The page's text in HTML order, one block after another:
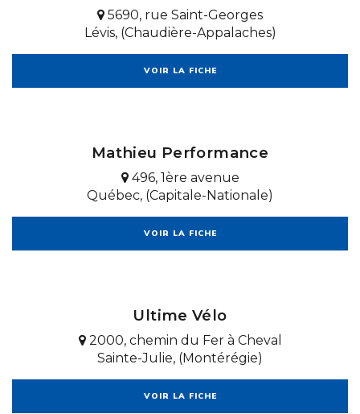
5690, rue Saint-Georges
Lévis, (Chaudière-Appalaches)
VOIR LA FICHE
Mathieu Performance
496, 1ère avenue
Québec, (Capitale-Nationale)
VOIR LA FICHE
Ultime Vélo
2000, chemin du Fer à Cheval
Sainte-Julie, (Montérégie)
VOIR LA FICHE